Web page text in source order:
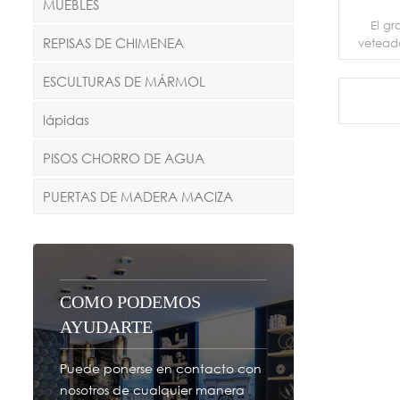
MUEBLES
REPISAS DE CHIMENEA
ESCULTURAS DE MÁRMOL
lápidas
PISOS CHORRO DE AGUA
PUERTAS DE MADERA MACIZA
COMO PODEMOS
AYUDARTE
Puede ponerse en contacto con
nosotros de cualquier manera
El
vetas